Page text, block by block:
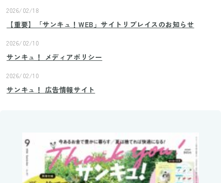
2026/02/18
【重要】「サンキュ！WEB」サイトリプレイスのお知らせ
2026/02/10
サンキュ！ メディアポリシー
2026/02/10
サンキュ！ 広告情報サイト